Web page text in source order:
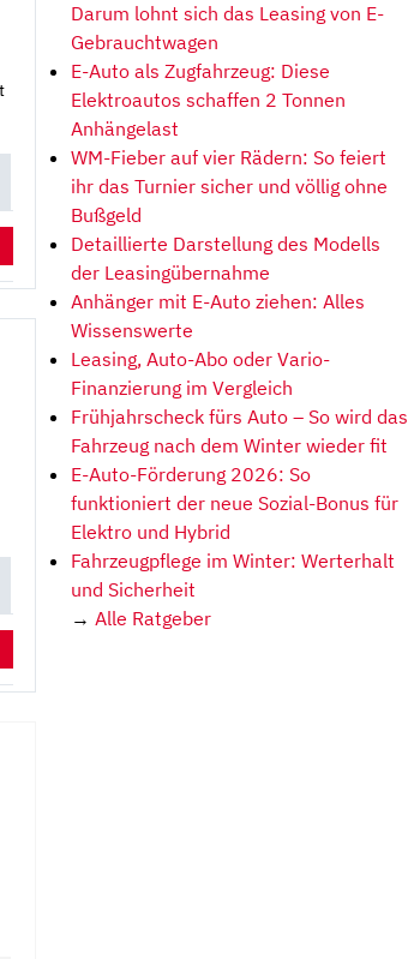
Darum lohnt sich das Leasing von E-
Gebrauchtwagen
E-Auto als Zugfahrzeug: Diese
Elektroautos schaffen 2 Tonnen
Anhängelast
WM-Fieber auf vier Rädern: So feiert
ihr das Turnier sicher und völlig ohne
Bußgeld
Detaillierte Darstellung des Modells
der Leasingübernahme
Anhänger mit E-Auto ziehen: Alles
Wissenswerte
Leasing, Auto-Abo oder Vario-
Finanzierung im Vergleich
Frühjahrscheck fürs Auto – So wird das
Fahrzeug nach dem Winter wieder fit
E-Auto-Förderung 2026: So
funktioniert der neue Sozial-Bonus für
Elektro und Hybrid
Fahrzeugpflege im Winter: Werterhalt
und Sicherheit
→ Alle Ratgeber